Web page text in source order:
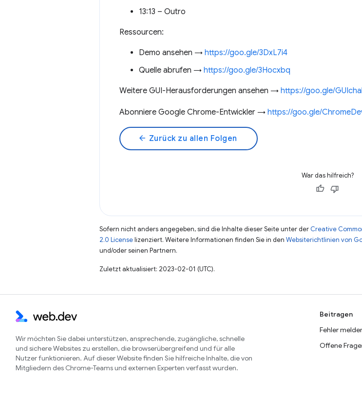
13:13 – Outro
Ressourcen:
Demo ansehen → https://goo.gle/3DxL7i4
Quelle abrufen → https://goo.gle/3Hocxbq
Weitere GUI-Herausforderungen ansehen → https://goo.gle/
Abonniere Google Chrome-Entwickler → https://goo.gle/
arrow_back Zurück zu allen Folgen
War das hilfreich?
Sofern nicht anders angegeben, sind die Inhalte dieser Seite unter der Creative
2.0 Licenselizenziert. Weitere Informationen finden Sie in den Websiterichtlinien von
und/oder seinen Partnern.
Zuletzt aktualisiert: 2023-02-01 (UTC).
Wir möchten Sie dabei unterstützen, ansprechende, zugängliche, schnelle
und sichere Websites zu erstellen, die browserübergreifend und für alle
Nutzer funktionieren. Auf dieser Website finden Sie hilfreiche Inhalte, die von
Mitgliedern des Chrome-Teams und externen Experten verfasst wurden.
Beitragen
Fehler
Offene